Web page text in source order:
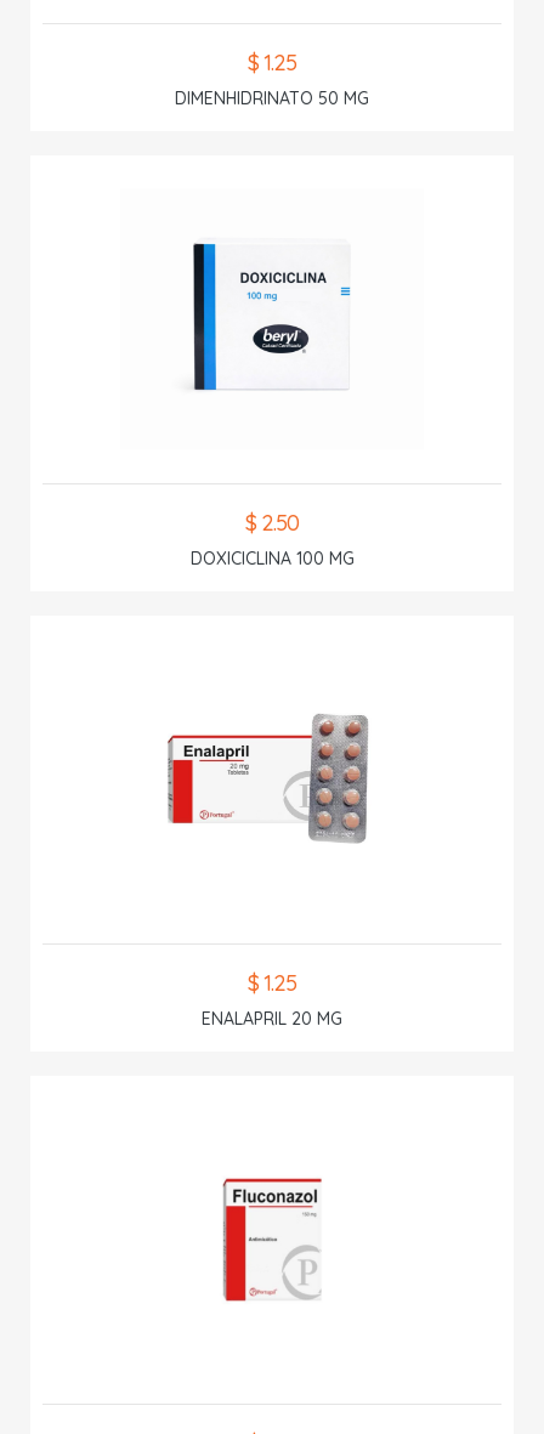
$ 1.25
DIMENHIDRINATO 50 MG
$ 2.50
DOXICICLINA 100 MG
$ 1.25
ENALAPRIL 20 MG